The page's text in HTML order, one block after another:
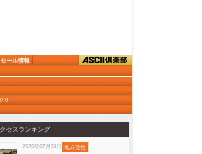
セール情報
リ
セスランキング
2026年07月31日 地方活性